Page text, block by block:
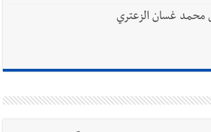
محمد غسان الزعتري